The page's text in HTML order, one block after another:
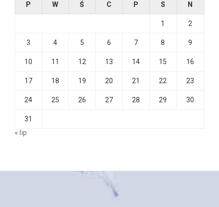
P W Ś C P S N
1 2
3 4 5 6 7 8 9
10 11 12 13 14 15 16
17 18 19 20 21 22 23
24 25 26 27 28 29 30
31
« lip